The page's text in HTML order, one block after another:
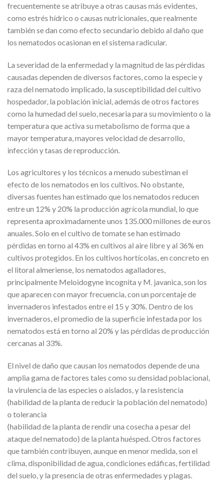
frecuentemente se atribuye a otras causas más evidentes,
como estrés hídrico o causas nutricionales, que realmente
también se dan como efecto secundario debido al daño que
los nematodos ocasionan en el sistema radicular.
La severidad de la enfermedad y la magnitud de las pérdidas
causadas dependen de diversos factores, como la especie y
raza del nematodo implicado, la susceptibilidad del cultivo
hospedador, la población inicial, además de otros factores
como la humedad del suelo, necesaria para su movimiento o la
temperatura que activa su metabolismo de forma que a
mayor temperatura, mayores velocidad de desarrollo,
infección y tasas de reproducción.
Los agricultores y los técnicos a menudo subestiman el
efecto de los nematodos en los cultivos. No obstante,
diversas fuentes han estimado que los nematodos reducen
entre un 12% y 20% la producción agrícola mundial, lo que
representa aproximadamente unos 135.000 millones de euros
anuales. Solo en el cultivo de tomate se han estimado
pérdidas en torno al 43% en cultivos al aire libre y al 36% en
cultivos protegidos. En los cultivos hortícolas, en concreto en
el litoral almeriense, los nematodos agalladores,
principalmente Meloidogyne incognita y M. javanica, son los
que aparecen con mayor frecuencia, con un porcentaje de
invernaderos infestados entre el 15 y 30%. Dentro de los
invernaderos, el promedio de la superficie infestada por los
nematodos está en torno al 20% y las pérdidas de producción
cercanas al 33%.
El nivel de daño que causan los nematodos depende de una
amplia gama de factores tales como su densidad poblacional,
la virulencia de las especies o aislados, y la resistencia
(habilidad de la planta de reducir la población del nematodo)
o tolerancia
(habilidad de la planta de rendir una cosecha a pesar del
ataque del nematodo) de la planta huésped. Otros factores
que también contribuyen, aunque en menor medida, son el
clima, disponibilidad de agua, condiciones edáficas, fertilidad
del suelo, y la presencia de otras enfermedades y plagas.